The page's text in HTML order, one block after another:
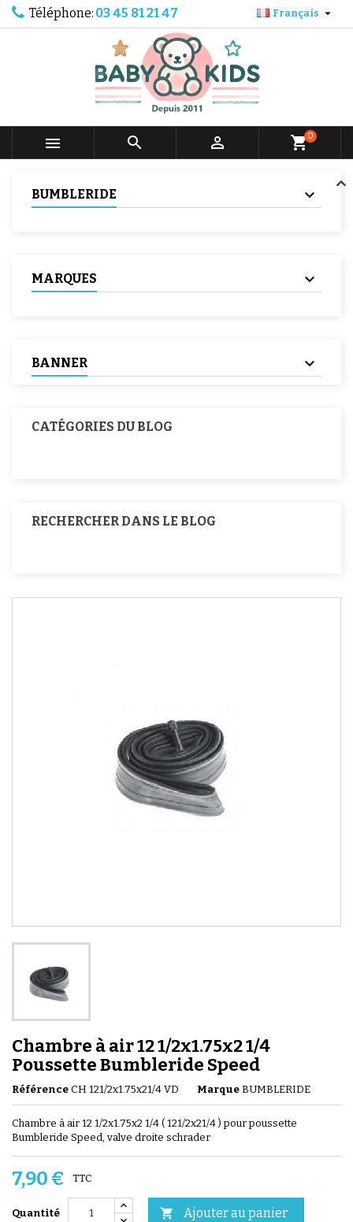
Téléphone: 03 45 81 21 47 Français 
   shopping_cart0
BUMBLERIDE
MARQUES
BANNER
CATÉGORIES DU BLOG
RECHERCHER DANS LE BLOG
Chambre à air 12 1/2x1.75x2 1/4
Poussette Bumbleride Speed
Référence CH 121/2x1.75x21/4 VD Marque BUMBLERIDE
Chambre à air 12 1/2x1.75x2 1/4 ( 121/2x21/4 ) pour poussette
Bumbleride Speed, valve droite schrader
7,90 € TTC
Quantité  Ajouter au panier